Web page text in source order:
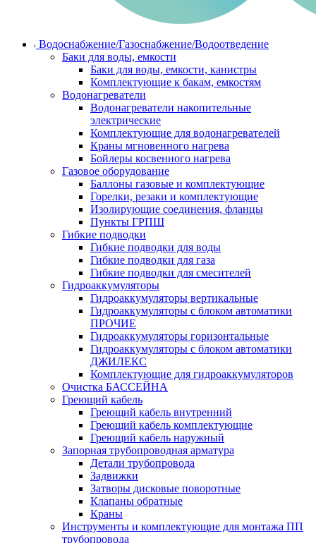
Водоснабжение/Газоснабжение/Водоотведение
Баки для воды, емкости
Баки для воды, емкости, канистры
Комплектующие к бакам, емкостям
Водонагреватели
Водонагреватели накопительные
электрические
Комплектующие для водонагревателей
Краны мгновенного нагрева
Бойлеры косвенного нагрева
Газовое оборудование
Баллоны газовые и комплектующие
Горелки, резаки и комплектующие
Изолирующие соединения, фланцы
Пункты ГРПШ
Гибкие подводки
Гибкие подводки для воды
Гибкие подводки для газа
Гибкие подводки для смесителей
Гидроаккумуляторы
Гидроаккумуляторы вертикальные
Гидроаккумуляторы с блоком автоматики
ПРОЧИЕ
Гидроаккумуляторы горизонтальные
Гидроаккумуляторы с блоком автоматики
ДЖИЛЕКС
Комплектующие для гидроаккумуляторов
Очистка БАССЕЙНА
Греющий кабель
Греющий кабель внутренний
Греющий кабель комплектующие
Греющий кабель наружный
Запорная трубопроводная арматура
Детали трубопровода
Задвижки
Затворы дисковые поворотные
Клапаны обратные
Краны
Инструменты и комплектующие для монтажа ПП
трубопровода